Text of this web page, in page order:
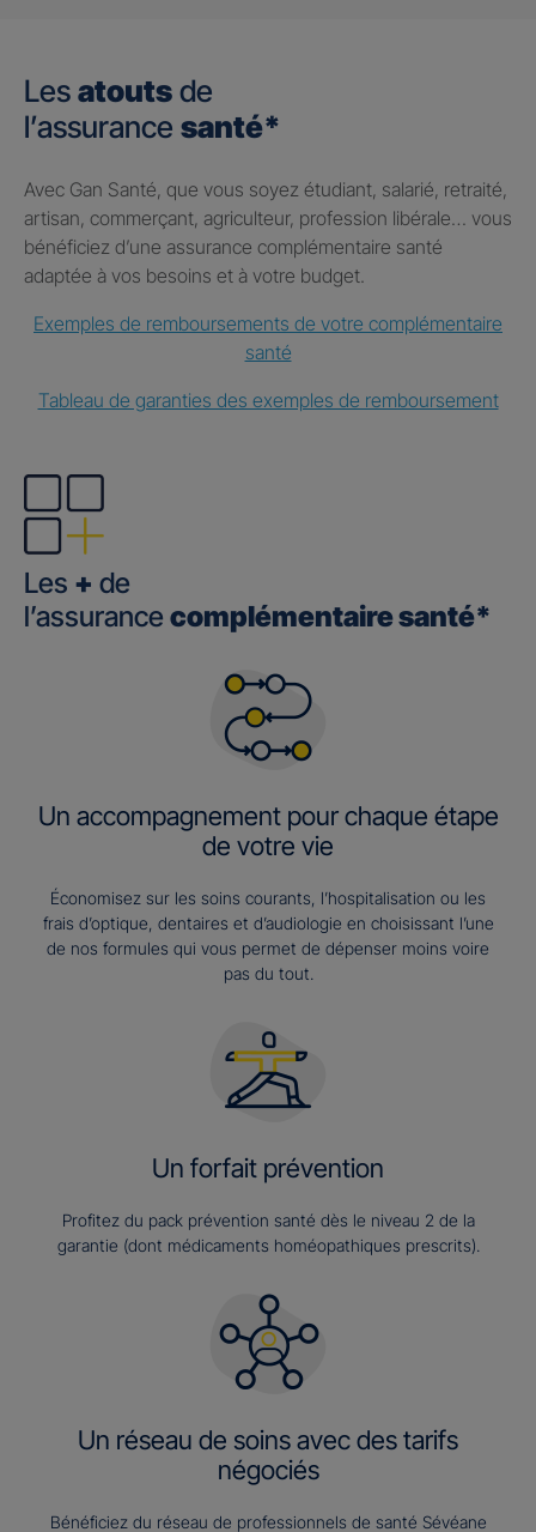
Les atouts de
l’assurance santé*
Avec Gan Santé, que vous soyez étudiant, salarié, retraité,
artisan, commerçant, agriculteur, profession libérale… vous
bénéficiez d’une assurance complémentaire santé
adaptée à vos besoins et à votre budget.
Exemples de remboursements de votre complémentaire
santé
Tableau de garanties des exemples de remboursement
Les + de
l’assurance complémentaire santé*
Un accompagnement pour chaque étape
de votre vie
Économisez sur les soins courants, l’hospitalisation ou les
frais d’optique, dentaires et d’audiologie en choisissant l’une
de nos formules qui vous permet de dépenser moins voire
pas du tout.
Un forfait prévention
Profitez du pack prévention santé dès le niveau 2 de la
garantie (dont médicaments homéopathiques prescrits).
Un réseau de soins avec des tarifs
négociés
Bénéficiez du réseau de professionnels de santé Sévéane